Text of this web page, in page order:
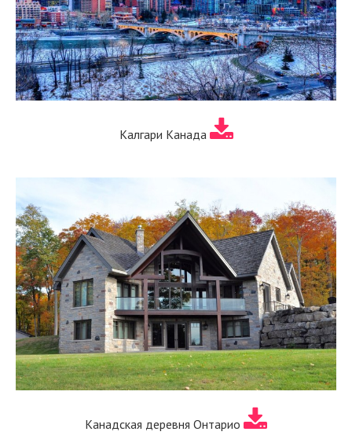
Калгари Канада
Канадская деревня Онтарио